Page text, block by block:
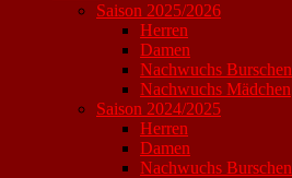
Saison 2025/2026
Herren
Damen
Nachwuchs Burschen
Nachwuchs Mädchen
Saison 2024/2025
Herren
Damen
Nachwuchs Burschen